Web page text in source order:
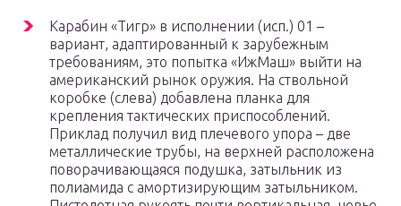
Карабин «Тигр» в исполнении (исп.) 01 –
вариант, адаптированный к зарубежным
требованиям, это попытка «ИжМаш» выйти на
американский рынок оружия. На ствольной
коробке (слева) добавлена планка для
крепления тактических приспособлений.
Приклад получил вид плечевого упора – две
металлические трубы, на верхней расположена
поворачивающаяся подушка, затыльник из
полиамида с амортизирующим затыльником.